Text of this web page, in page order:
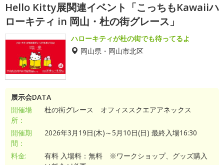
Hello Kitty展関連イベント「こっちもKawaiiハ
ローキティ in 岡山・杜の街グレース」
ハローキティが杜の街でも待ってるよ
岡山県・岡山市北区
展示会DATA
開催場
所：
杜の街グレース オフィススクエアアネックス
開催期
間：
2026年3月19日(木)～5月10日(日) 最終入場16:30
料金:
有料 入場料：無料 ※ワークショップ、グッズ購入